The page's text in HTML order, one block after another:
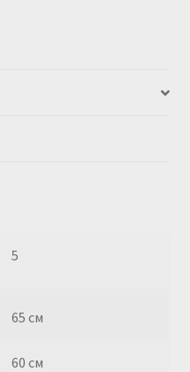
5
65 см
60 см